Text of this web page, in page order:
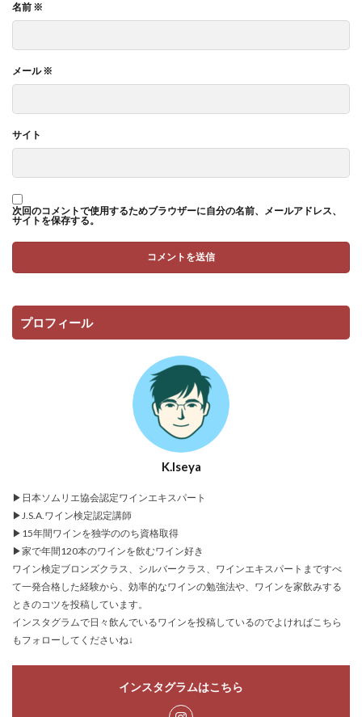
名前 ※
メール※
サイト
次回のコメントで使用するためブラウザーに自分の名前、メールアドレス、
サイトを保存する。
プロフィール
K.Iseya
▶日本ソムリエ協会認定ワインエキスパート
▶J.S.A.ワイン検定認定講師
▶15年間ワインを独学ののち資格取得
▶家で年間120本のワインを飲むワイン好き
ワイン検定ブロンズクラス、シルバークラス、ワインエキスパートまですべ
て一発合格した経験から、効率的なワインの勉強法や、ワインを家飲みする
ときのコツを投稿しています。
インスタグラムで日々飲んでいるワインを投稿しているのでよければこちら
もフォローしてくださいね↓
インスタグラムはこちら